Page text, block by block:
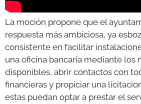
La moción propone que el
respuesta más ambiciosa, ya
consistente en facilitar
una oficina bancaria mediante los
disponibles, abrir contactos con
financieras y propiciar una
estas puedan optar a prestar el